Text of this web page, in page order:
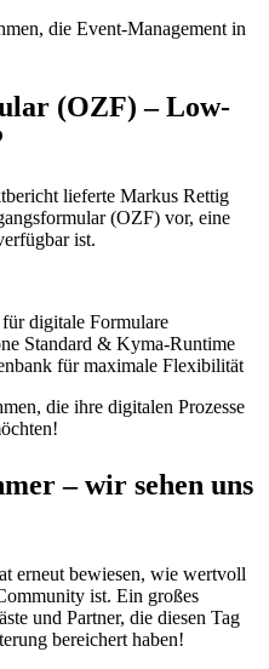
die Event-Management in
(OZF) – Low-
lieferte Markus Rettig
(OZF) vor, eine
ist.
digitale Formulare
Standard & Kyma-Runtime
für maximale Flexibilität
die ihre digitalen Prozesse
– wir sehen uns
erneut bewiesen, wie wertvoll
ist. Ein großes
und Partner, die diesen Tag
bereichert haben!